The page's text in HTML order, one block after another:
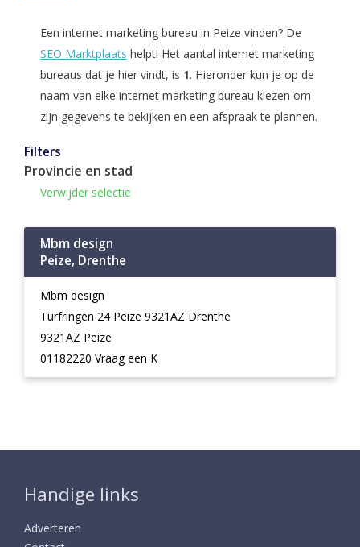
Een internet marketing bureau in Peize vinden? De
SEO Marktplaats helpt! Het aantal internet marketing
bureaus dat je hier vindt, is 1. Hieronder kun je op de
naam van elke internet marketing bureau kiezen om
zijn gegevens te bekijken en een afspraak te plannen.
Filters
Provincie en stad
Verwijder selectie
Mbm design
Peize, Drenthe
Mbm design
Turfringen 24 Peize 9321AZ Drenthe
9321AZ Peize
01182220 Vraag een K
Handige links
Adverteren